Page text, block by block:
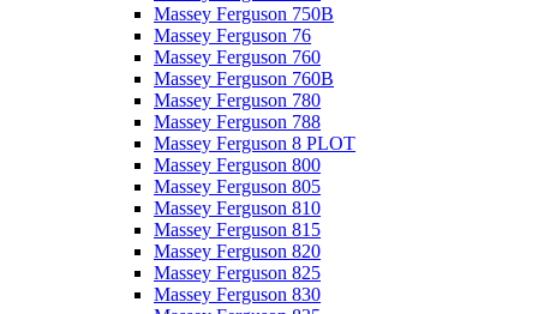
Massey Ferguson 750B
Massey Ferguson 76
Massey Ferguson 760
Massey Ferguson 760B
Massey Ferguson 780
Massey Ferguson 788
Massey Ferguson 8 PLOT
Massey Ferguson 800
Massey Ferguson 805
Massey Ferguson 810
Massey Ferguson 815
Massey Ferguson 820
Massey Ferguson 825
Massey Ferguson 830